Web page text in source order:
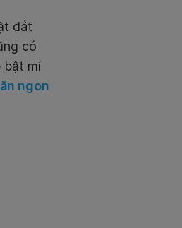
đắt
có
bật mí
ngon